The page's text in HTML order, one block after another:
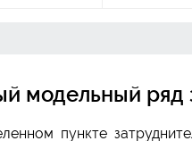
модельный
пункте